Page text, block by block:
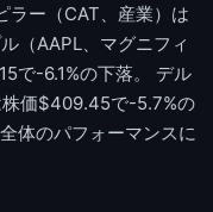
ラー（CAT、産業）は
（AAPL、マグニフィ
で-6.1%の下落。 デル
株価$409.45で-5.7%の
体のパフォーマンスに